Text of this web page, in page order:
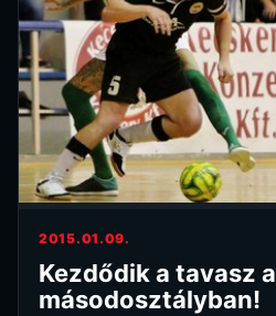
2015.01.09.
Kezdődik a tavasz a
másodosztályban!